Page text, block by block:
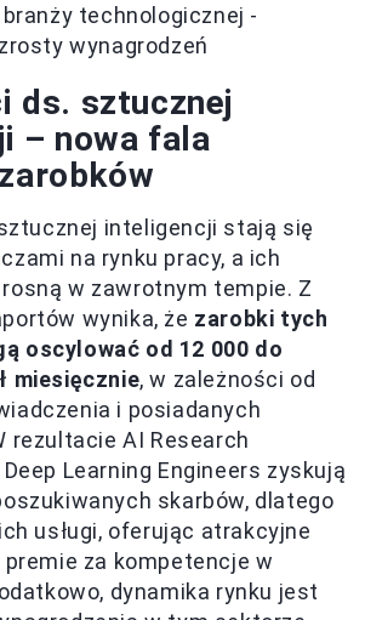
technologicznej -
wynagrodzeń
ds. sztucznej
– nowa fala
inteligencji stają się
na rynku pracy, a ich
w zawrotnym tempie. Z
wynika, że zarobki tych
oscylować od 12 000 do
miesięcznie, w zależności od
i posiadanych
rezultacie AI Research
Learning Engineers zyskują
skarbów, dlatego
usługi, oferując atrakcyjne
za kompetencje w
dynamika rynku jest